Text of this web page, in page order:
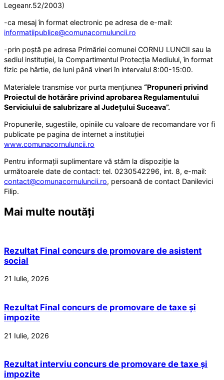
Legeanr.52/2003)
-ca mesaj în format electronic pe adresa de e-mail:
informatiipublice@comunacornuluncii.ro
-prin poștă pe adresa Primăriei comunei CORNU LUNCII sau la
sediul instituției, la Compartimentul Protecția Mediului, în format
fizic pe hârtie, de luni până vineri în intervalul 8:00-15:00.
Materialele transmise vor purta mențiunea “Propuneri privind
Proiectul de hotărâre privindaprobarea Regulamentului
Serviciului de salubrizare al Județului Suceava”.
Propunerile, sugestiile, opiniile cu valoare de recomandare vor fi
publicate pe pagina de internet a instituției
www.comunacornuluncii.ro
Pentru informații suplimentare vă stăm la dispoziție la
următoarele date de contact: tel. 0230542296, int. 8, e-mail:
contact@comunacornuluncii.ro, persoană de contact Danilevici
Filip.
Mai multe noutăți
Rezultat Final concurs de promovare de asistent
social
21 Iulie, 2026
Rezultat Final concurs de promovare de taxe și
impozite
21 Iulie, 2026
Rezultat interviu concurs de promovare de taxe și
impozite